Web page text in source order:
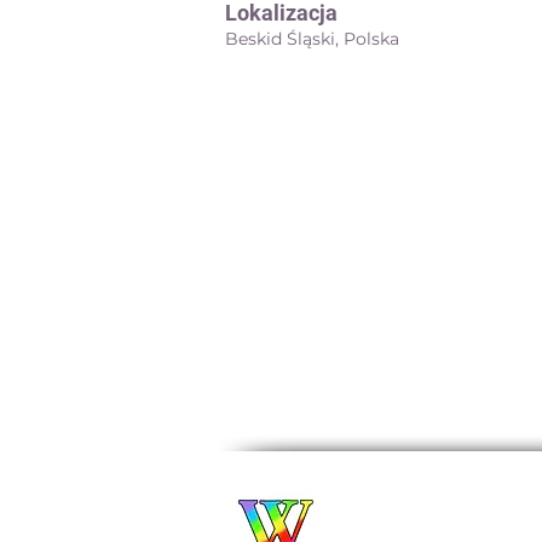
Lokalizacja
Beskid Śląski, Polska